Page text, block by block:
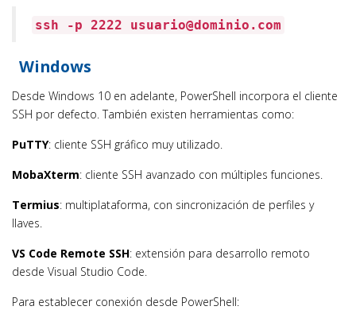
ssh -p 2222 usuario@dominio.com
Windows
Desde Windows 10 en adelante, PowerShell incorpora el cliente
SSH por defecto. También existen herramientas como:
PuTTY: cliente SSH gráfico muy utilizado.
MobaXterm: cliente SSH avanzado con múltiples funciones.
Termius: multiplataforma, con sincronización de perfiles y
llaves.
VS Code Remote SSH: extensión para desarrollo remoto
desde Visual Studio Code.
Para establecer conexión desde PowerShell: